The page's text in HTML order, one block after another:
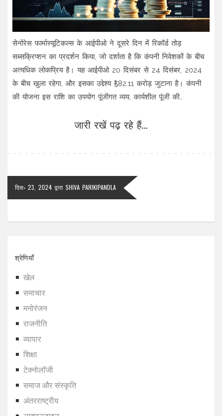
सेनोरेस फार्मास्यूटिकल्स के आईपीओ ने दूसरे दिन में रिकॉर्ड तोड़
सब्सक्रिप्शन का प्रदर्शन किया, जो दर्शाता है कि कंपनी निवेशकों के बीच
अत्यधिक लोकप्रिय है। यह आईपीओ 20 दिसंबर से 24 दिसंबर, 2024
के बीच खुला रहेगा, और इसका उद्देश्य ₹582.11 करोड़ जुटाना है। कंपनी
की योजना इस राशि का उपयोग पूंजीगत व्यय, कार्यशील पूंजी की
जारी रखें पढ़ रहे हैं...
दिस॰ 23, 2024 द्वारा SHIVA PARIKIPANDLA
श्रेणियाँ
खेल
समाचार
मनोरंजन
राजनीति
व्यापार
शिक्षा
टेक्नोलॉजी
समाज और संस्कृति
अंतरराष्ट्रीय